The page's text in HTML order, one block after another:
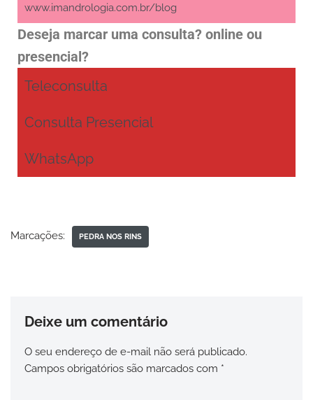
www.imandrologia.com.br/blog
Deseja marcar uma consulta? online ou
presencial?
Teleconsulta
Consulta Presencial
WhatsApp
Marcações: PEDRA NOS RINS
Deixe um comentário
O seu endereço de e-mail não será publicado.
Campos obrigatórios são marcados com *